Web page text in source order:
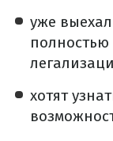
уже
хотят